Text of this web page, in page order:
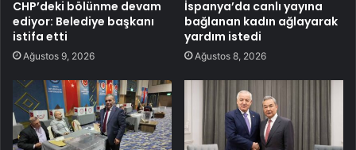
CHP’deki bölünme devam
ediyor: Belediye başkanı
istifa etti
Ağustos 9, 2026
İspanya’da canlı yayına
bağlanan kadın ağlayarak
yardım istedi
Ağustos 8, 2026